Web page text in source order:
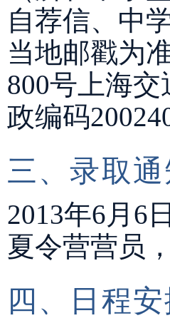
自荐信、中
当地邮戳为
800号上海
政编码
三、录取通
2013年6月6
夏令营营员
四、日程